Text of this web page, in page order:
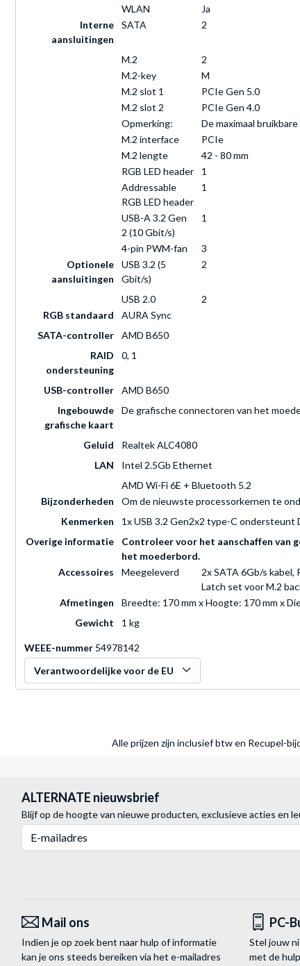
WLAN
Ja
Interne
aansluitingen
SATA 2
M.2
2
M.2-key
M
M.2 slot 1
PCIe Gen 5.0
M.2 slot 2
PCIe Gen 4.0
Opmerking:
De maximaal
M.2 interface
PCIe
M.2 lengte
42 - 80 mm
RGB LED header
1
Addressable
RGB LED header
1
USB-A 3.2 Gen
2 (10 Gbit/s)
1
4-pin PWM-fan
3
Optionele
aansluitingen
USB 3.2 (5
Gbit/s)
2
USB 2.0
2
RGB standaard
AURA Sync
SATA-controller
AMD B650
RAID
ondersteuning
0, 1
USB-controller
AMD B650
Ingebouwde
grafische kaart
De grafische connectoren van het
Geluid
Realtek ALC4080
LAN
Intel 2.5Gb Ethernet
AMD Wi-Fi 6E + Bluetooth 5.2
Bijzonderheden
Om de nieuwste processorkernen te
Kenmerken
1x USB 3.2 Gen2x2 type-C ondersteunt
Overige informatie
Controleer voor het aanschaffen van
het moederbord.
Accessoires
Meegeleverd
2x SATA 6Gb/s
Latch set voor M.2
Afmetingen
Breedte: 170 mm x Hoogte: 170 mm x
Gewicht
1 kg
WEEE-nummer 54978142
Verantwoordelijke voor de EU
Alle prijzen zijn inclusief btw en Recupel-
ALTERNATE nieuwsbrief
Blijf op de hoogte van nieuwe producten, exclusieve acties en
Mail ons
Indien je op zoek bent naar hulp of informatie
kan je ons steeds bereiken via het e-mailadres
PC-
Stel jouw
met de